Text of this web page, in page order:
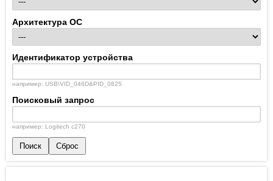
Архитектура ОС
Идентификатор устройства
например: USB\VID_046D&PID_0825
Поисковый запрос
например: Logitech c270
Поиск Сброс